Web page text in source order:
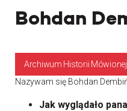
Bohdan
Archiwum Historii Mówionej
Nazywam się Bohdan
Jak wyglądało